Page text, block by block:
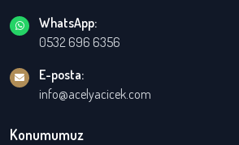
WhatsApp:
0532 696 6356
E-posta:
info@acelyacicek.com
Konumumuz